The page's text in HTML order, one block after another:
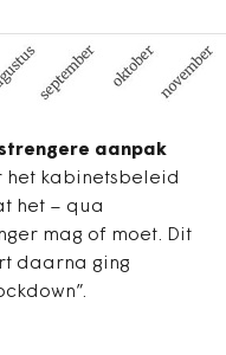
aanpak
het kabinetsbeleid
het – qua
mag of moet. Dit
daarna ging